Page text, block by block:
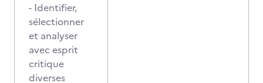
- Identifier,
sélectionner
et analyser
avec esprit
critique
diverses